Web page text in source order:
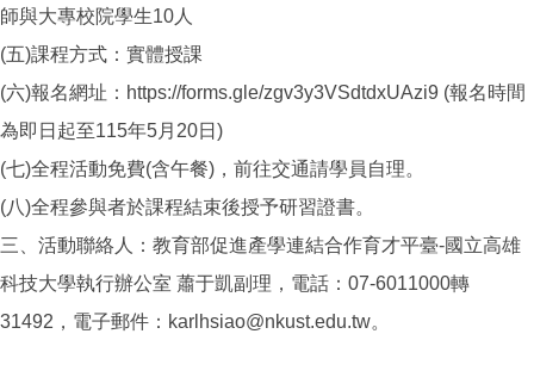
師與大專校院學生10人
(五)課程方式：實體授課
(六)報名網址：https://forms.gle/zgv3y3VSdtdxUAzi9 (報名時間
為即日起至115年5月20日)
(七)全程活動免費(含午餐)，前往交通請學員自理。
(八)全程參與者於課程結束後授予研習證書。
三、活動聯絡人：教育部促進產學連結合作育才平臺-國立高雄
科技大學執行辦公室 蕭于凱副理，電話：07-6011000轉
31492，電子郵件：karlhsiao@nkust.edu.tw。